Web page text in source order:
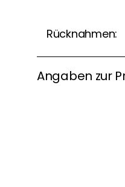
Rücknahmen:
Angaben zur